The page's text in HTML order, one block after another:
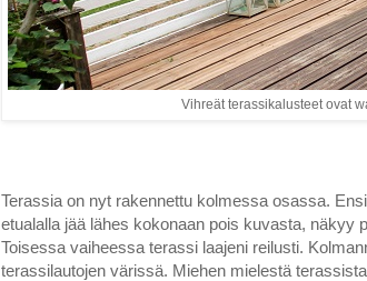
Vihreät terassikalusteet ovat
Terassia on nyt rakennettu kolmessa osassa.
etualalla jää lähes kokonaan pois kuvasta, näkyy
Toisessa vaiheessa terassi laajeni reilusti.
terassilautojen värissä. Miehen mielestä